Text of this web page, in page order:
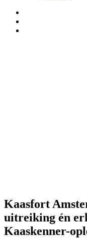
Kaasfort
uitreiking én
Kaaskenner-